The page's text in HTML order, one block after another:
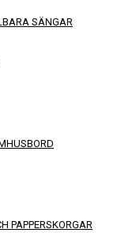
SÄNGAR
PAPPERSKORGAR